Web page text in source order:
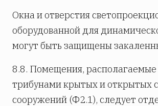
Окна и отверстия
оборудованной для
могут быть защищены
8.8. Помещения,
трибунами крытых и открытых
сооружений (Ф2.1), следует